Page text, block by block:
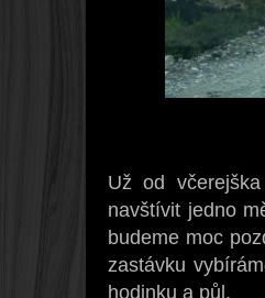
Už od
navštívit jedno
budeme moc
zastávku
hodinku a půl.